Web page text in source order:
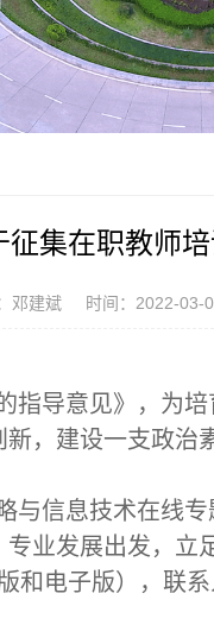
征集在职教师
邓建斌 时间：2022-03-
指导意见》，为
，建设一支政
与信息技术在线
业发展出发，
和电子版），联系